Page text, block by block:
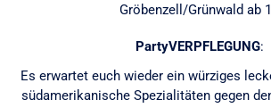
Gröbenzell/Grünwald ab
PartyVERPFLEGUNG:
Es erwartet euch wieder ein würziges
südamerikanische Spezialitäten gegen